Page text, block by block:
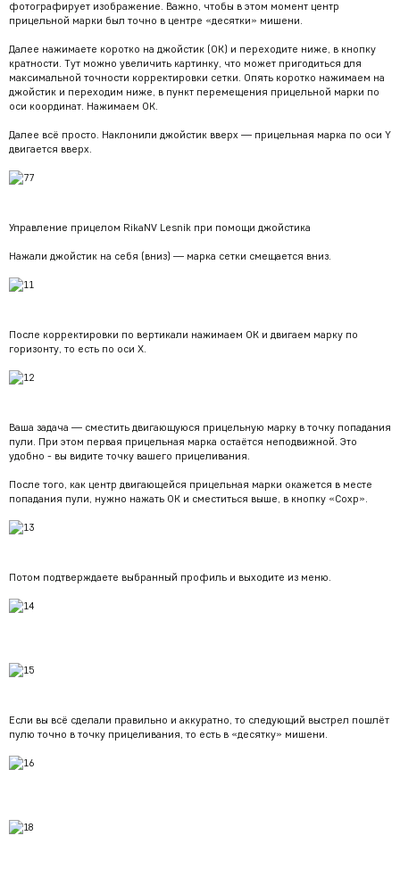
фотографирует изображение. Важно, чтобы в этом момент центр
прицельной марки был точно в центре «десятки» мишени.
Далее нажимаете коротко на джойстик (ОК) и переходите ниже, в кнопку
кратности. Тут можно увеличить картинку, что может пригодиться для
максимальной точности корректировки сетки. Опять коротко нажимаем на
джойстик и переходим ниже, в пункт перемещения прицельной марки по
оси координат. Нажимаем ОК.
Далее всё просто. Наклонили джойстик вверх — прицельная марка по оси Y
двигается вверх.
Управление прицелом RikaNV Lesnik при помощи джойстика
Нажали джойстик на себя (вниз) — марка сетки смещается вниз.
После корректировки по вертикали нажимаем ОК и двигаем марку по
горизонту, то есть по оси Х.
Ваша задача — сместить двигающуюся прицельную марку в точку попадания
пули. При этом первая прицельная марка остаётся неподвижной. Это
удобно - вы видите точку вашего прицеливания.
После того, как центр двигающейся прицельная марки окажется в месте
попадания пули, нужно нажать ОК и сместиться выше, в кнопку «Сохр».
Потом подтверждаете выбранный профиль и выходите из меню.
Если вы всё сделали правильно и аккуратно, то следующий выстрел пошлёт
пулю точно в точку прицеливания, то есть в «десятку» мишени.